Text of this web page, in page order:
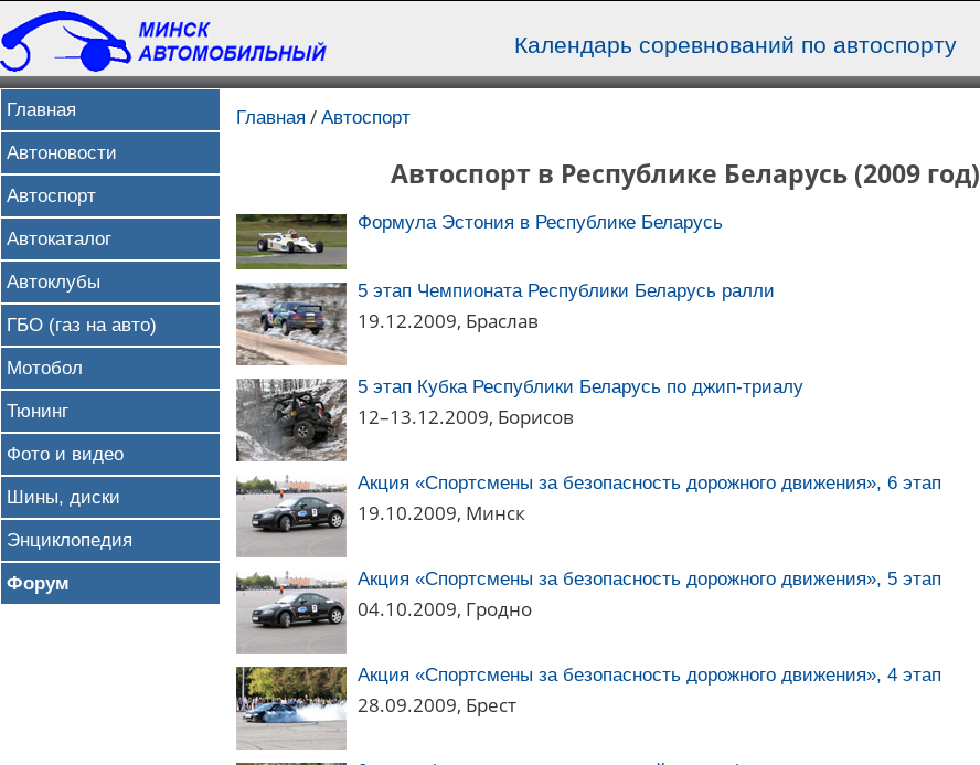
Календарь соревнований по автоспорту
Главная
Автоновости
Автоспорт
Автокаталог
Автоклубы
ГБО (газ на авто)
Мотобол
Тюнинг
Фото и видео
Шины, диски
Энциклопедия
Форум
Главная / Автоспорт
Автоспорт в Республике Беларусь (2009 год)
Формула Эстония в Республике Беларусь
5 этап Чемпионата Республики Беларусь ралли
19.12.2009, Браслав
5 этап Кубка Республики Беларусь по джип-триалу
12–13.12.2009, Борисов
Акция «Спортсмены за безопасность дорожного движения», 6 этап
19.10.2009, Минск
Акция «Спортсмены за безопасность дорожного движения», 5 этап
04.10.2009, Гродно
Акция «Спортсмены за безопасность дорожного движения», 4 этап
28.09.2009, Брест